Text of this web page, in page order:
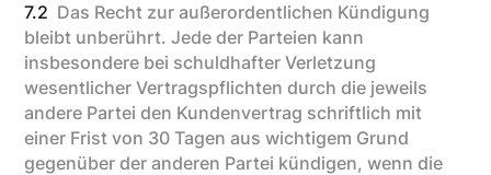
7.2 Das Recht zur außerordentlichen Kündigung
bleibt unberührt. Jede der Parteien kann
insbesondere bei schuldhafter Verletzung
wesentlicher Vertragspflichten durch die jeweils
andere Partei den Kundenvertrag schriftlich mit
einer Frist von 30 Tagen aus wichtigem Grund
gegenüber der anderen Partei kündigen, wenn die